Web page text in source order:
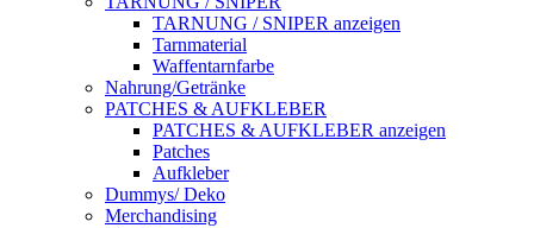
TARNUNG / SNIPER anzeigen
Tarnmaterial
Waffentarnfarbe
Nahrung/Getränke
PATCHES & AUFKLEBER
PATCHES & AUFKLEBER anzeigen
Patches
Aufkleber
Dummys/ Deko
Merchandising